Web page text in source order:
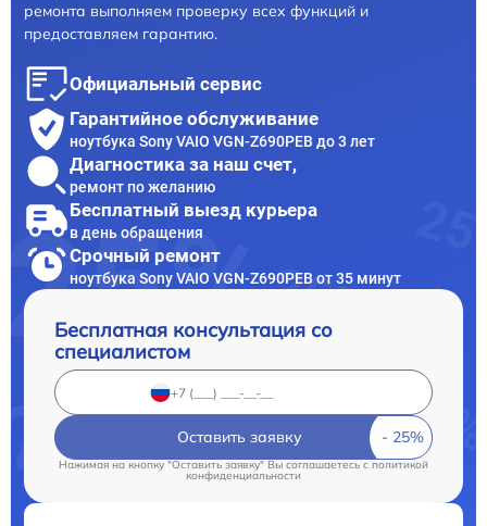
ремонта выполняем проверку всех функций и
предоставляем гарантию.
Официальный сервис
Гарантийное обслуживание
ноутбука Sony VAIO VGN-Z690PEB до 3 лет
Диагностика за наш счет,
ремонт по желанию
Бесплатный выезд курьера
в день обращения
Срочный ремонт
ноутбука Sony VAIO VGN-Z690PEB от 35 минут
Бесплатная консультация со
специалистом
Оставить заявку
Нажимая на кнопку "Оставить заявку" Вы соглашаетесь c политикой
конфиденциальности